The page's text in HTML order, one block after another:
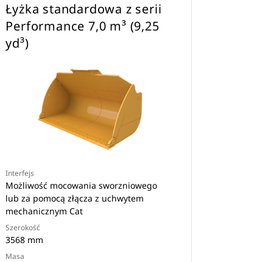
Łyżka standardowa z serii
Performance 7,0 m³ (9,25
yd³)
Interfejs
Możliwość mocowania sworzniowego
lub za pomocą złącza z uchwytem
mechanicznym Cat
Szerokość
3568 mm
Masa